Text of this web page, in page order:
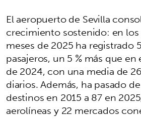
El aeropuerto de Sevilla
crecimiento sostenido: en
meses de 2025 ha registrado
pasajeros, un 5 % más que
de 2024, con una media de
diarios. Además, ha pasado
destinos en 2015 a 87 en
aerolíneas y 22 mercados